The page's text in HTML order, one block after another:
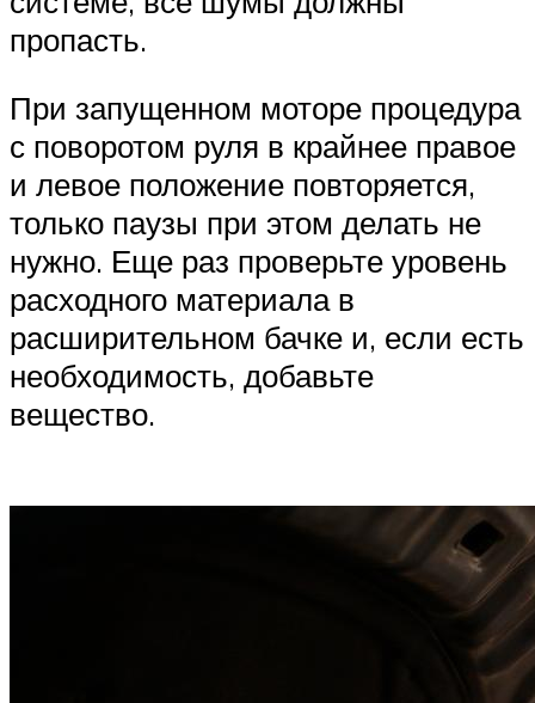
пропасть.
При запущенном моторе процедура
с поворотом руля в крайнее правое
и левое положение повторяется,
только паузы при этом делать не
нужно. Еще раз проверьте уровень
расходного материала в
расширительном бачке и, если есть
необходимость, добавьте
вещество.